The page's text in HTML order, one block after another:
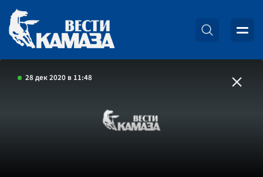
28 дек 2020 в 11:48